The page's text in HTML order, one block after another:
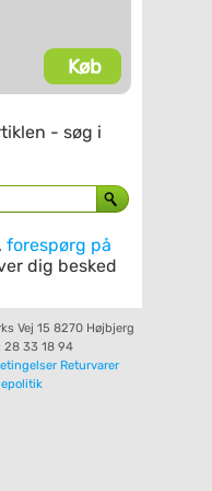
Køb
- søg i
forespørg på
dig besked
Vej 15 8270 Højbjerg
28 33 18 94
Returvarer